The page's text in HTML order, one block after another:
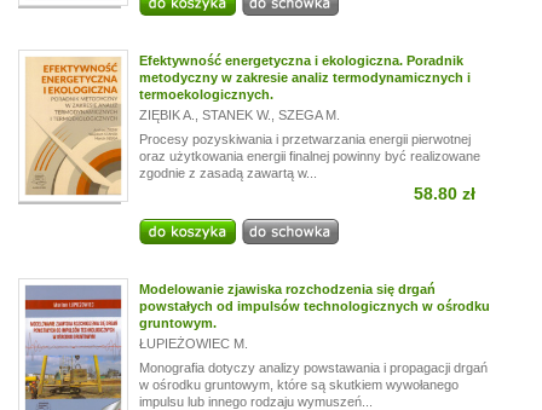
Efektywność energetyczna i ekologiczna. Poradnik
metodyczny w zakresie analiz termodynamicznych i
termoekologicznych.
ZIĘBIK A.
STANEK W. SZEGA M.
Procesy pozyskiwania i przetwarzania energii pierwotnej
oraz użytkowania energii finalnej powinny być realizowane
zgodnie z zasadą zawartą w...
58.80 zł
Modelowanie zjawiska rozchodzenia się drgań
powstałych od impulsów technologicznych w ośrodku
gruntowym.
ŁUPIEŻOWIEC M.
Monografia dotyczy analizy powstawania i propagacji drgań
w ośrodku gruntowym, które są skutkiem wywołanego
impulsu lub innego rodzaju wymuszeń...